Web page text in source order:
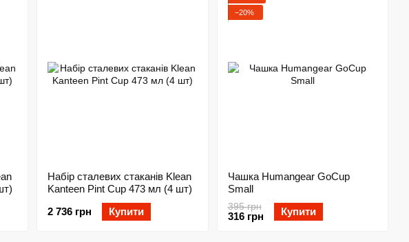
Набір сталевих стаканів Klean
Kanteen Pint Cup 473 мл (4 шт)
2 736 грн
Купити
−20%
Чашка Humangear GoCup
Small
395 грн
316 грн Купити